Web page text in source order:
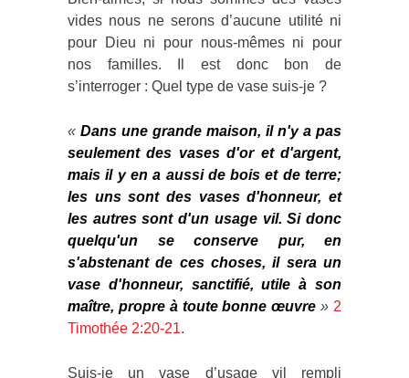
vides nous ne serons d’aucune utilité ni
pour Dieu ni pour nous-mêmes ni pour
nos familles. Il est donc bon de
s’interroger : Quel type de vase suis-je ?
« Dans une grande maison, il n'y a pas
seulement des vases d'or et d'argent,
mais il y en a aussi de bois et de terre;
les uns sont des vases d'honneur, et
les autres sont d'un usage vil. Si donc
quelqu'un se conserve pur, en
s'abstenant de ces choses, il sera un
vase d'honneur, sanctifié, utile à son
maître, propre à toute bonne œuvre » 2
Timothée 2:20-21.
Suis-je un vase d’usage vil rempli